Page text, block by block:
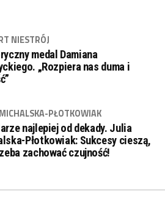
NIESTRÓJ
medal Damiana
„Rozpiera nas duma i
PŁOTKOWIAK
najlepiej od dekady. Julia
Płotkowiak: Sukcesy cieszą,
zachować czujność!